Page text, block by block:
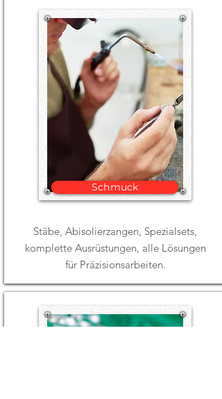
Schmuck
Stäbe, Abisolierzangen, Spezialsets,
komplette Ausrüstungen, alle Lösungen
für Präzisionsarbeiten.